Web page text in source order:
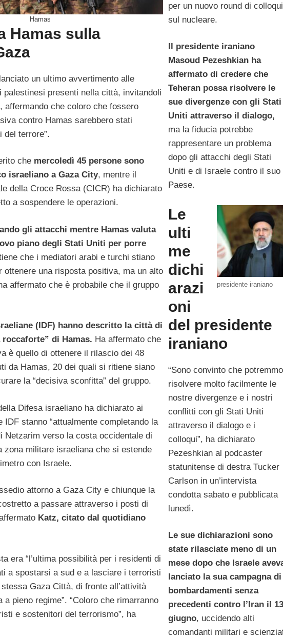
Hamas
Hamas sulla
un ultimo avvertimento alle
palestinesi presenti nella città, invitandoli
affermando che coloro che fossero
contro Hamas sarebbero stati
del terrore”.
che mercoledì 45 persone sono
israeliano a Gaza City, mentre il
della Croce Rossa (CICR) ha dichiarato
a sospendere le operazioni.
gli attacchi mentre Hamas valuta
piano degli Stati Uniti per porre
che i mediatori arabi e turchi stiano
ottenere una risposta positiva, ma un alto
affermato che è probabile che il gruppo
(IDF) hanno descritto la città di
roccaforte” di Hamas. Ha affermato che
è quello di ottenere il rilascio dei 48
da Hamas, 20 dei quali si ritiene siano
la “decisiva sconfitta” del gruppo.
Difesa israeliano ha dichiarato ai
IDF stanno “attualmente completando la
Netzarim verso la costa occidentale di
zona militare israeliana che si estende
con Israele.
attorno a Gaza City e chiunque la
a passare attraverso i posti di
Katz, citato dal quotidiano
era “l’ultima possibilità per i residenti di
a spostarsi a sud e a lasciare i terroristi
Gaza Città, di fronte all’attività
a pieno regime”. “Coloro che rimarranno
e sostenitori del terrorismo”, ha
per un nuovo round di colloqui
sul nucleare.
Il presidente iraniano
Masoud Pezeshkian ha
affermato di credere che
Teheran possa risolvere le
sue divergenze con gli Stati
Uniti attraverso il dialogo,
ma la fiducia potrebbe
rappresentare un problema
dopo gli attacchi degli Stati
Uniti e di Israele contro il suo
Paese.
presidente iraniano
Le
ulti
me
dichi
arazi
oni
del presidente
iraniano
“Sono convinto che potremmo
risolvere molto facilmente le
nostre divergenze e i nostri
conflitti con gli Stati Uniti
attraverso il dialogo e i
colloqui”, ha dichiarato
Pezeshkian al podcaster
statunitense di destra Tucker
Carlson in un’intervista
condotta sabato e pubblicata
lunedì.
Le sue dichiarazioni sono
state rilasciate meno di un
mese dopo che Israele
lanciato la sua campagna di
bombardamenti senza
precedenti contro l’Iran il 13
giugno, uccidendo alti
comandanti militari e